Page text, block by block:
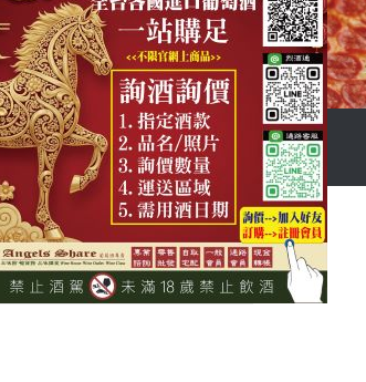
服
us
台灣酒商聯盟
TWSMA
首頁 會員登入
合、一次購足」各國進口